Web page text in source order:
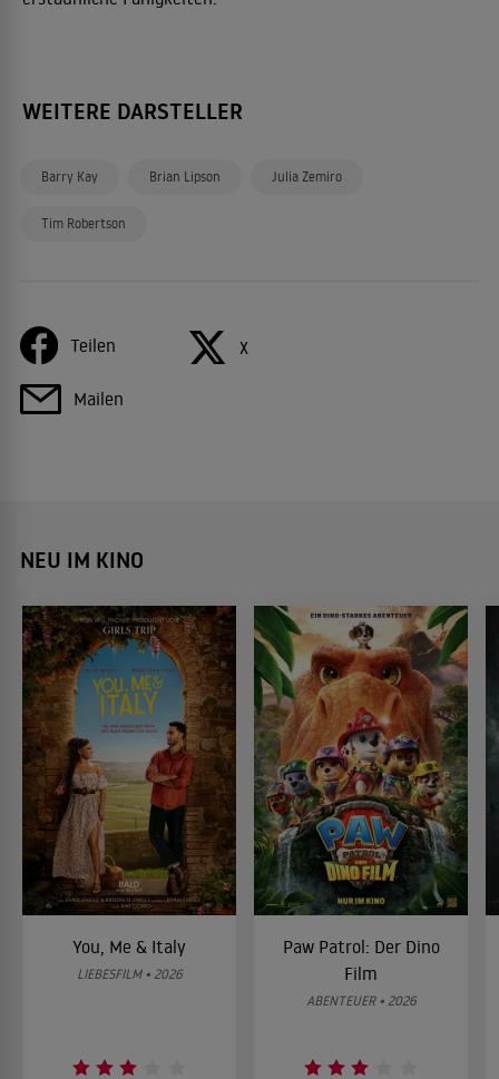
WEITERE DARSTELLER
Barry Kay Brian Lipson Julia Zemiro
Tim Robertson
Teilen X
Mailen
NEU IM KINO
You, Me & Italy
LIEBESFILM • 2026
Paw Patrol: Der Dino
Film
ABENTEUER • 2026